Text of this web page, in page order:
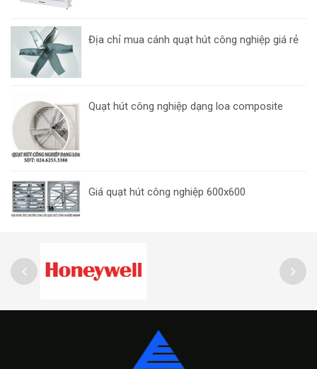
Địa chỉ mua cánh quạt hút công nghiệp giá rẻ
Quạt hút công nghiệp dạng loa composite
Giá quạt hút công nghiệp 600x600